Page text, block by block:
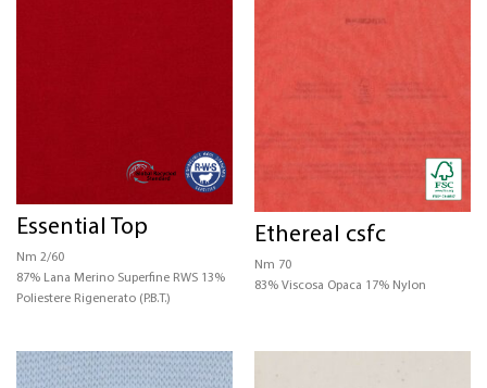
Essential Top
Nm 2/60
87% Lana Merino Superfine RWS 13%
Poliestere Rigenerato (P.B.T.)
Ethereal csfc
Nm 70
83% Viscosa Opaca 17% Nylon